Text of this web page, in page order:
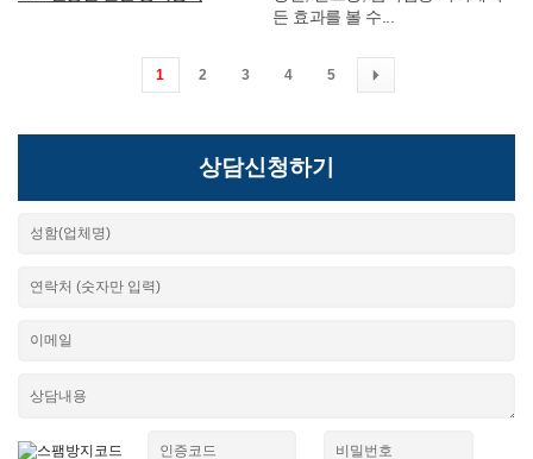
든 효과를 볼 수...
1 2 3 4 5
상담신청하기